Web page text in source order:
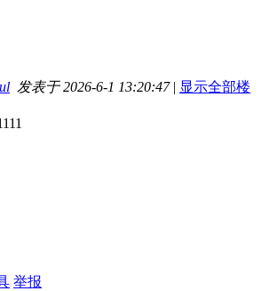
发表于 2026-6-1 13:20:47 | 显示全部楼
举报